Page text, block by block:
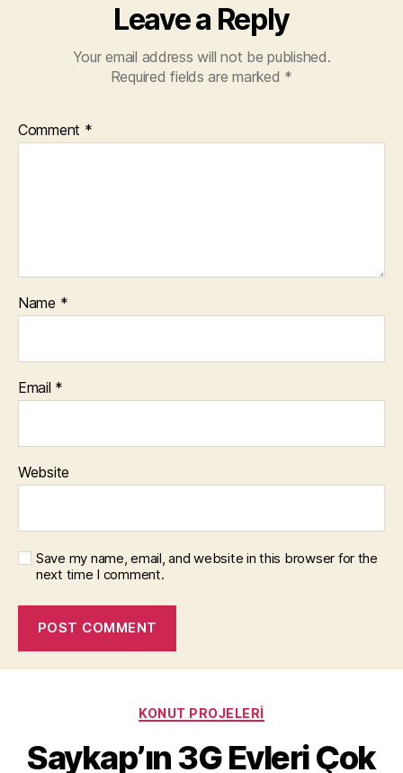
Leave a Reply
Your email address will not be published.
Required fields are marked *
Comment *
Name *
Email *
Website
Save my name, email, and website in this browser for the
next time I comment.
Categories
KONUT PROJELERI
Saykap’ın 3G Evleri Çok